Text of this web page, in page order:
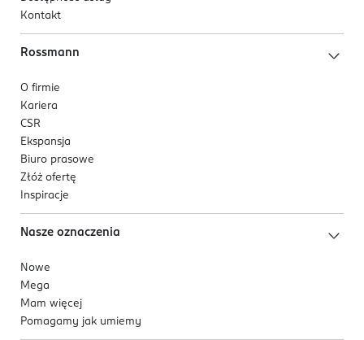
Kontakt
Rossmann
O firmie
Kariera
CSR
Ekspansja
Biuro prasowe
Złóż ofertę
Inspiracje
Nasze oznaczenia
Nowe
Mega
Mam więcej
Pomagamy jak umiemy